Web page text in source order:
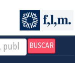
BUSCAR